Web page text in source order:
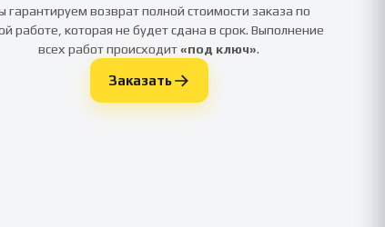
гарантируем возврат полной стоимости заказа по
работе, которая не будет сдана в срок. Выполнение
всех работ происходит«под ключ».
Заказать